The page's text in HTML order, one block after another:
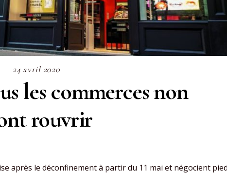
24 avril 2020
les commerces non
rouvrir
après le déconfinement à partir du 11 mai et négocient